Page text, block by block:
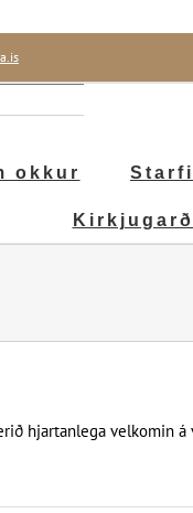
okkur
hjartanlega velkomin á